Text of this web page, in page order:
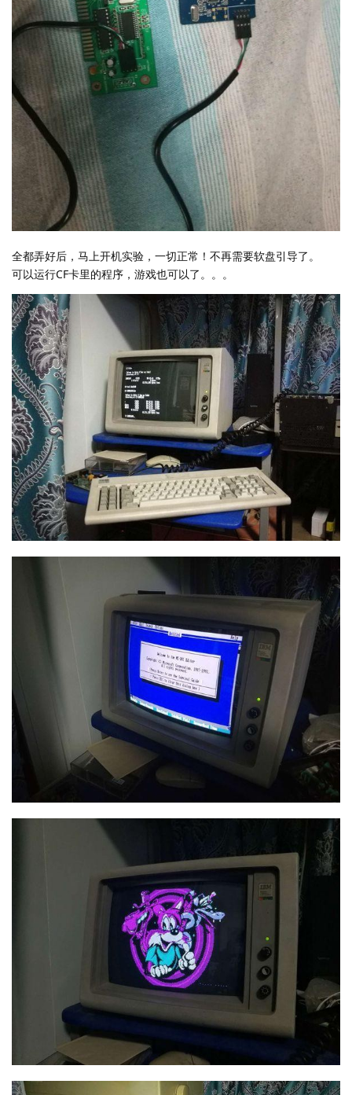
全都弄好后，马上开机实验，一切正常！不再需要软盘引导了。
可以运行CF卡里的程序，游戏也可以了。。。